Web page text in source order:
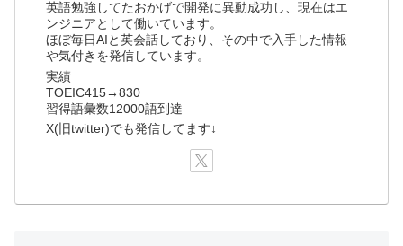
英語勉強してたおかげで開発に異動成功し、現在はエ
ンジニアとして働いています。
ほぼ毎日AIと英会話しており、その中で入手した情報
や気付きを発信しています。
実績
TOEIC415→830
習得語彙数12000語到達
X(旧twitter)でも発信してます↓